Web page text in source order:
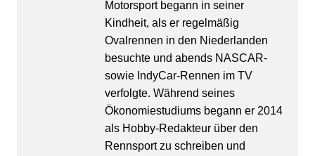
Motorsport begann in seiner
Kindheit, als er regelmäßig
Ovalrennen in den Niederlanden
besuchte und abends NASCAR-
sowie IndyCar-Rennen im TV
verfolgte. Während seines
Ökonomiestudiums begann er 2014
als Hobby-Redakteur über den
Rennsport zu schreiben und